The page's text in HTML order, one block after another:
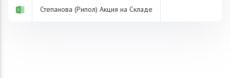
Степанова (Рипол) Акция на Складе